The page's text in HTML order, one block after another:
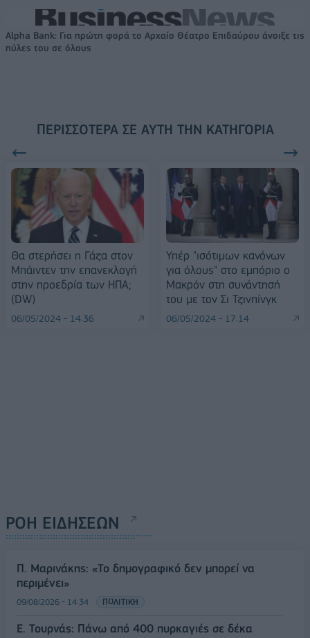
Alpha Bank: Για πρώτη φορά το Αρχαίο Θέατρο Επιδαύρου άνοιξε τις
πύλες του σε όλους
ΠΕΡΙΣΣΌΤΕΡΑ ΣΕ ΑΥΤΉ ΤΗΝ ΚΑΤΗΓΟΡΊΑ
Θα στερήσει η Γάζα στον
Μπάιντεν την επανεκλογή
στην προεδρία των ΗΠΑ;
(DW)
06/05/2024 - 14:36
Υπέρ "ισότιμων κανόνων
για όλους" στο εμπόριο ο
Μακρόν στη συνάντησή
του με τον Σι Τζινπίνγκ
06/05/2024 - 17:14
ΡΟΗ ΕΙΔΗΣΕΩΝ
Π. Μαρινάκης: «Το δημογραφικό δεν μπορεί να
περιμένει»
09/08/2026 - 14:34 ΠΟΛΙΤΙΚΗ
Ε. Τουρνάς: Πάνω από 400 πυρκαγιές σε δέκα